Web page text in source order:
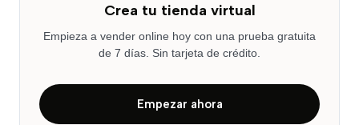
Crea tu tienda virtual
Empieza a vender online hoy con una prueba gratuita
de 7 días. Sin tarjeta de crédito.
Empezar ahora